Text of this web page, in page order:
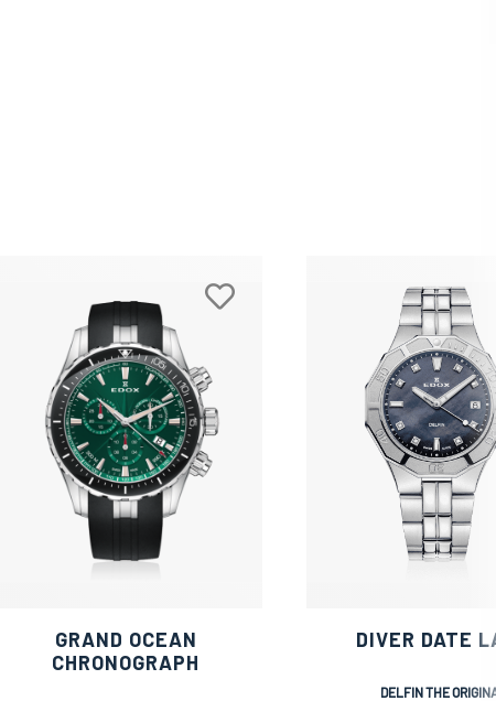
GRAND OCEAN
CHRONOGRAPH
DIVER DATE
DELFIN THE